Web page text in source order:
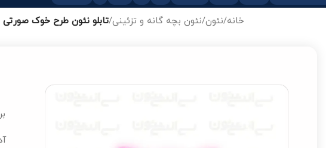
خانه/نئون/نئون بچه گانه و تزئینی/تابلو نئون طرح خوک صورتی